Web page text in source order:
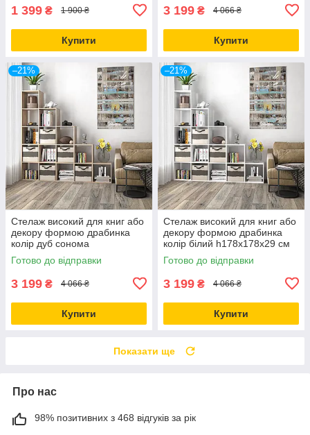
1 399 ₴ 1 900 ₴
Купити
3 199 ₴ 4 066 ₴
Купити
–21%
Стелаж високий для книг або
декору формою драбинка
колір дуб сонома
h178х178х29 см
Готово до відправки
3 199 ₴ 4 066 ₴
Купити
–21%
Стелаж високий для книг або
декору формою драбинка
колір білий h178х178х29 см
Готово до відправки
3 199 ₴ 4 066 ₴
Купити
Показати ще
Про нас
98% позитивних з 468 відгуків за рік